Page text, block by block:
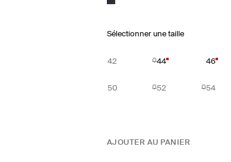
Sélectionner une taille
42 44 46
50 52 54
AJOUTER AU PANIER